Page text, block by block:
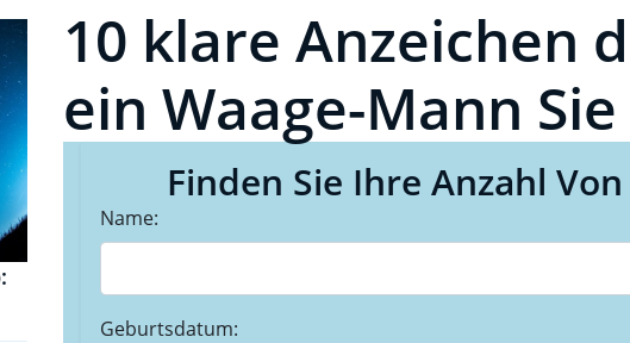
10 klare Anzeichen
ein Waage-Mann
Finden Sie Ihre Anzahl
Name:
Geburtsdatum: